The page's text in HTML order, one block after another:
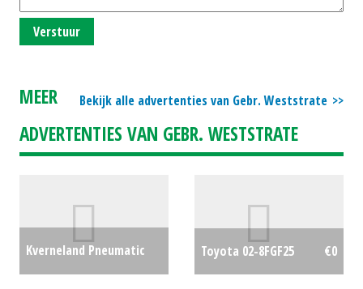
Verstuur
Bekijk alle advertenties van Gebr. Weststrate
MEER
ADVERTENTIES VAN GEBR. WESTSTRATE
Kverneland Pneumatic
Toyota 02-8FGF25 €0